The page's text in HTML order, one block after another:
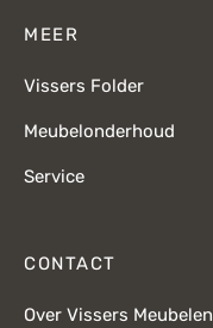
MEER
Vissers Folder
Meubelonderhoud
Service
CONTACT
Over Vissers Meubelen